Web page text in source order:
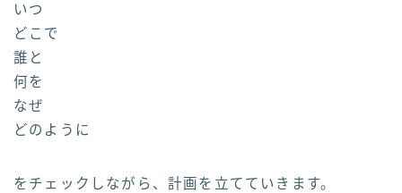
いつ
どこで
誰と
何を
なぜ
どのように
をチェックしながら、計画を立てていきます。